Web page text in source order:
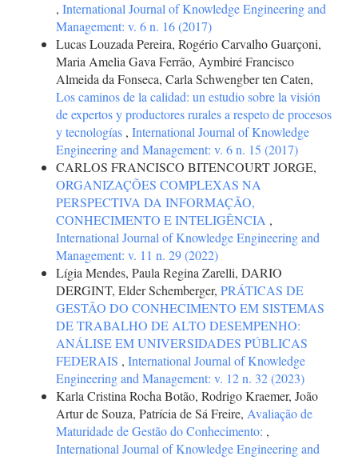
, International Journal of Knowledge Engineering and
Management: v. 6 n. 16 (2017)
Lucas Louzada Pereira, Rogério Carvalho Guarçoni,
Maria Amelia Gava Ferrão, Aymbiré Francisco
Almeida da Fonseca, Carla Schwengber ten Caten,
Los caminos de la calidad: un estudio sobre la visión
de expertos y productores rurales a respeto de procesos
y tecnologías , International Journal of Knowledge
Engineering and Management: v. 6 n. 15 (2017)
CARLOS FRANCISCO BITENCOURT JORGE,
ORGANIZAÇÕES COMPLEXAS NA
PERSPECTIVA DA INFORMAÇÃO,
CONHECIMENTO E INTELIGÊNCIA ,
International Journal of Knowledge Engineering and
Management: v. 11 n. 29 (2022)
Lígia Mendes, Paula Regina Zarelli, DARIO
DERGINT, Elder Schemberger, PRÁTICAS DE
GESTÃO DO CONHECIMENTO EM SISTEMAS
DE TRABALHO DE ALTO DESEMPENHO:
ANÁLISE EM UNIVERSIDADES PÚBLICAS
FEDERAIS , International Journal of Knowledge
Engineering and Management: v. 12 n. 32 (2023)
Karla Cristina Rocha Botão, Rodrigo Kraemer, João
Artur de Souza, Patrícia de Sá Freire, Avaliação de
Maturidade de Gestão do Conhecimento: ,
International Journal of Knowledge Engineering and